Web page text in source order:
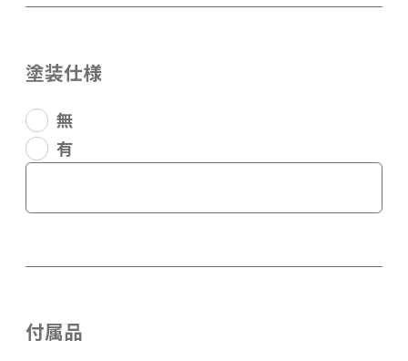
塗装仕様
無
有
付属品